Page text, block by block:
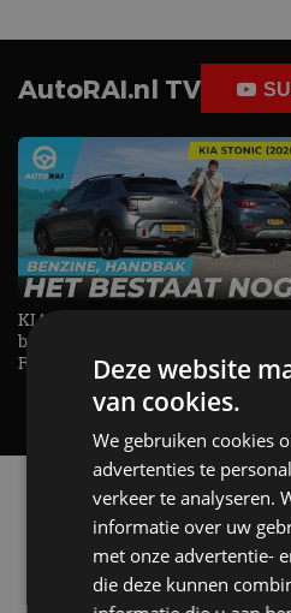
AutoRAI.nl TV
KIA Stonic Mild-Hybrid (2026),
benzine, handbak, het bestaat nog!
REVIEW - AutoRAI TV
Alle
Selecteer een merk voor
en alle
Deze website
van cookies.
We gebruiken cookies
advertenties te
verkeer te analyseren.
informatie over uw
met onze advertentie-
die deze kunnen